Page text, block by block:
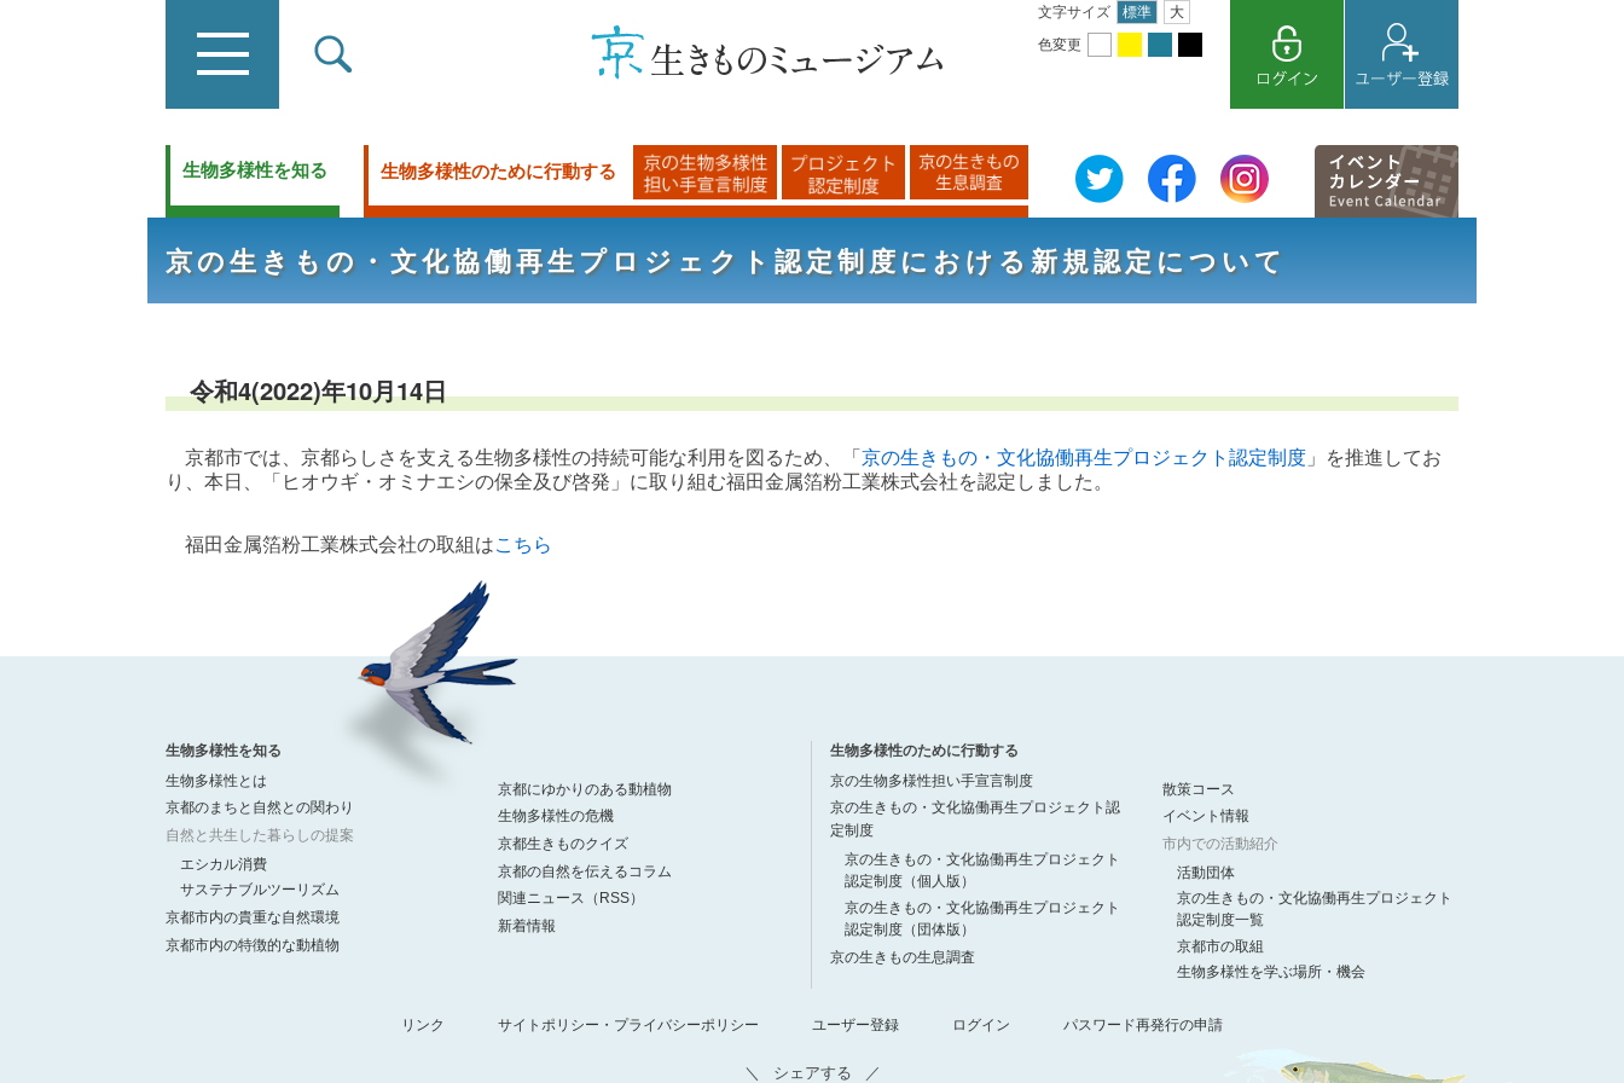
文字サイズ 標準 大
色変更
生物多様性を知る 生物多様性のために行動する
京の生きもの・文化協働再生プロジェクト認定制度における新規認定について
令和4(2022)年10月14日
京都市では、京都らしさを支える生物多様性の持続可能な利用を図るため、「 京の生きもの・文化協働再生プロジェクト認定制度 」を推進してお
り、本日、「ヒオウギ・オミナエシの保全及び啓発」に取り組む福田金属箔粉工業株式会社を認定しました。
福田金属箔粉工業株式会社の取組はこちら
生物多様性を知る
生物多様性とは
京都のまちと自然との関わり
自然と共生した暮らしの提案
エシカル消費
サステナブルツーリズム
京都市内の貴重な自然環境
京都市内の特徴的な動植物
京都にゆかりのある動植物
生物多様性の危機
京都生きものクイズ
京都の自然を伝えるコラム
関連ニュース（RSS）
新着情報
生物多様性のために行動する
京の生物多様性担い手宣言制度
京の生きもの・文化協働再生プロジェクト認
定制度
京の生きもの・文化協働再生プロジェクト
認定制度（個人版）
京の生きもの・文化協働再生プロジェクト
認定制度（団体版）
京の生きもの生息調査
散策コース
イベント情報
市内での活動紹介
活動団体
京の生きもの・文化協働再生プロジェクト
認定制度一覧
京都市の取組
生物多様性を学ぶ場所・機会
リンク サイトポリシー・プライバシーポリシー ユーザー登録 ログイン パスワード再発行の申請
シェアする